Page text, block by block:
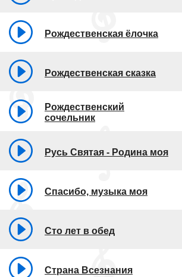
Рождественская ёлочка
Рождественская сказка
Рождественский
сочельник
Русь Святая - Родина моя
Спасибо, музыка моя
Сто лет в обед
Страна Всезнания